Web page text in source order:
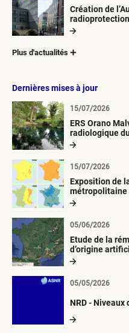
Création de
Plus d'actualités
Dernières mises à jour
ERS Orano
radiologique
15/07/2026
Exposition de
métropolitaine
radioactives
15/07/2026
Etude de la
d’origine
05/06/2026
NRD -
05/05/2026